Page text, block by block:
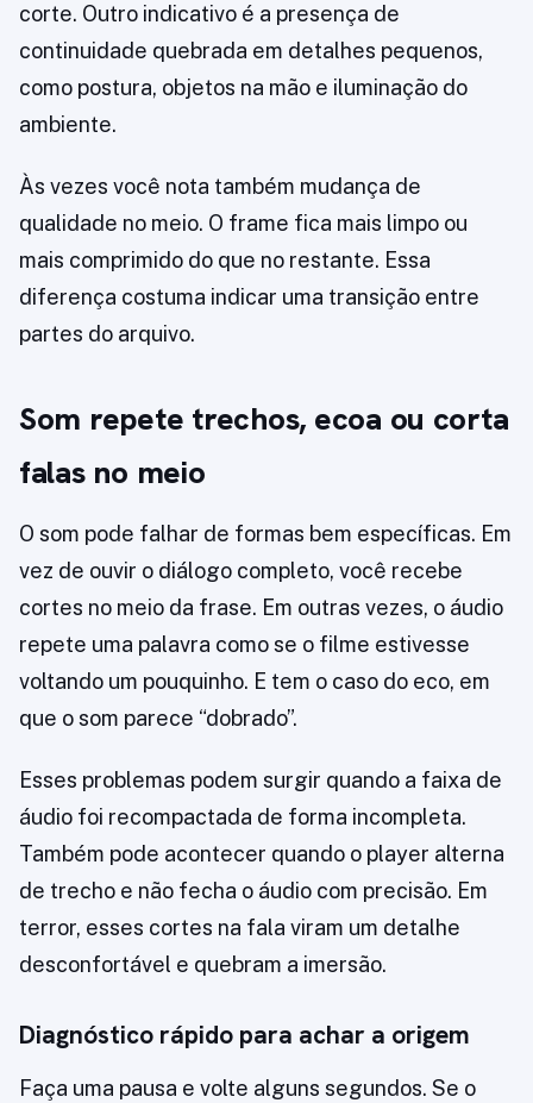
corte. Outro indicativo é a presença de
continuidade quebrada em detalhes pequenos,
como postura, objetos na mão e iluminação do
ambiente.
Às vezes você nota também mudança de
qualidade no meio. O frame fica mais limpo ou
mais comprimido do que no restante. Essa
diferença costuma indicar uma transição entre
partes do arquivo.
Som repete trechos, ecoa ou corta
falas no meio
O som pode falhar de formas bem específicas. Em
vez de ouvir o diálogo completo, você recebe
cortes no meio da frase. Em outras vezes, o áudio
repete uma palavra como se o filme estivesse
voltando um pouquinho. E tem o caso do eco, em
que o som parece “dobrado”.
Esses problemas podem surgir quando a faixa de
áudio foi recompactada de forma incompleta.
Também pode acontecer quando o player alterna
de trecho e não fecha o áudio com precisão. Em
terror, esses cortes na fala viram um detalhe
desconfortável e quebram a imersão.
Diagnóstico rápido para achar a origem
Faça uma pausa e volte alguns segundos. Se o